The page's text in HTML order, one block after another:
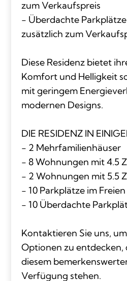
zum Verkaufspreis
- Überdachte
zusätzlich zum
Diese Residenz bietet
Komfort und Helligkeit
mit geringem
modernen Designs.
DIE RESIDENZ IN
- 2 Mehrfamilienhäuser
- 8 Wohnungen mit 4.5
- 2 Wohnungen mit 5.5
- 10 Parkplätze im Freien
- 10 Überdachte
Kontaktieren Sie uns,
Optionen zu entdecken,
diesem
Verfügung stehen.